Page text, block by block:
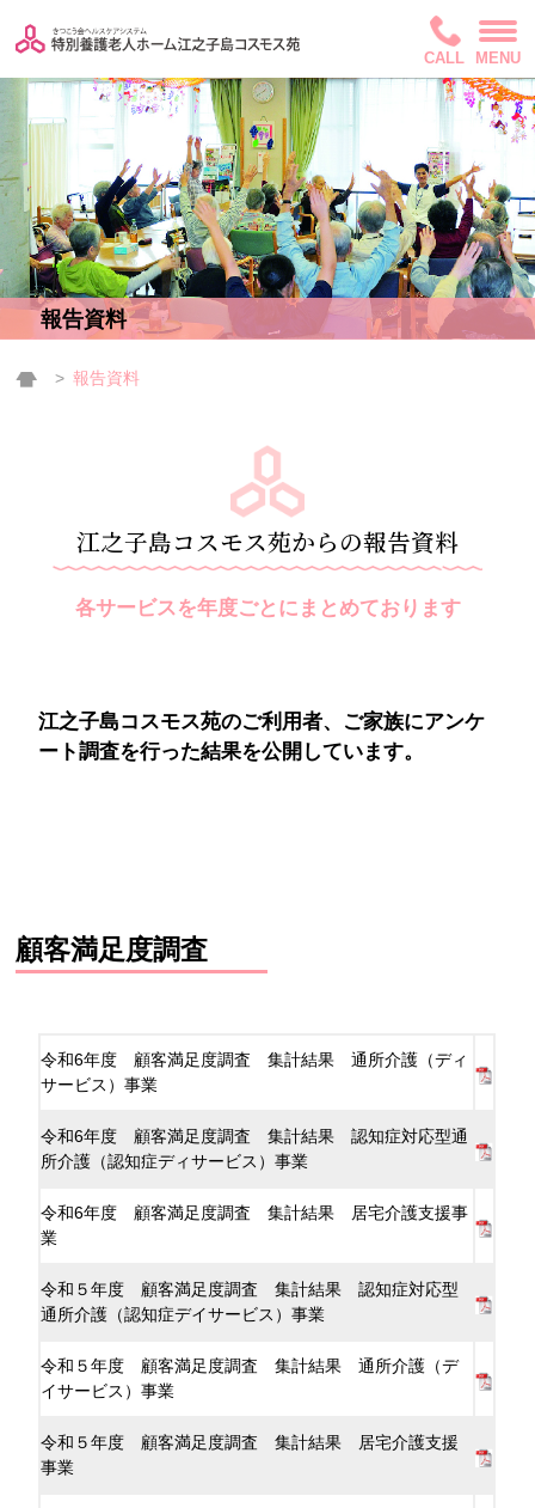
CALL MENU
報告資料
報告資料
江之子島コスモス苑からの報告資料
各サービスを年度ごとにまとめております
江之子島コスモス苑のご利用者、ご家族にアンケ
ート調査を行った結果を公開しています。
顧客満足度調査
令和6年度 顧客満足度調査 集計結果 通所介護（ディ
サービス）事業
令和6年度 顧客満足度調査 集計結果 認知症対応型通
所介護（認知症ディサービス）事業
令和6年度 顧客満足度調査 集計結果 居宅介護支援事
業
令和５年度 顧客満足度調査 集計結果 認知症対応型
通所介護（認知症デイサービス）事業
令和５年度 顧客満足度調査 集計結果 通所介護（デ
イサービス）事業
令和５年度 顧客満足度調査 集計結果 居宅介護支援
事業